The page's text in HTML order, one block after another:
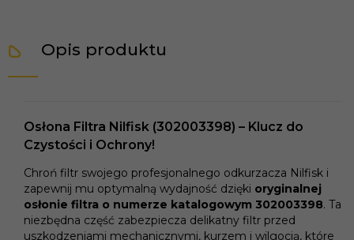
Opis produktu
Osłona Filtra Nilfisk (302003398) – Klucz do
Czystości i Ochrony!
Chroń filtr swojego profesjonalnego odkurzacza Nilfisk i
zapewnij mu optymalną wydajność dzięki oryginalnej
osłonie filtra o numerze katalogowym 302003398. Ta
niezbędna część zabezpiecza delikatny filtr przed
uszkodzeniami mechanicznymi, kurzem i wilgocią, które